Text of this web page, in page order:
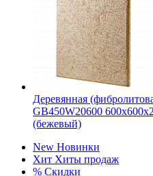
Деревянная
GB450W20600
(бежевый)
New Новинки
Хит Хиты продаж
% Скидки